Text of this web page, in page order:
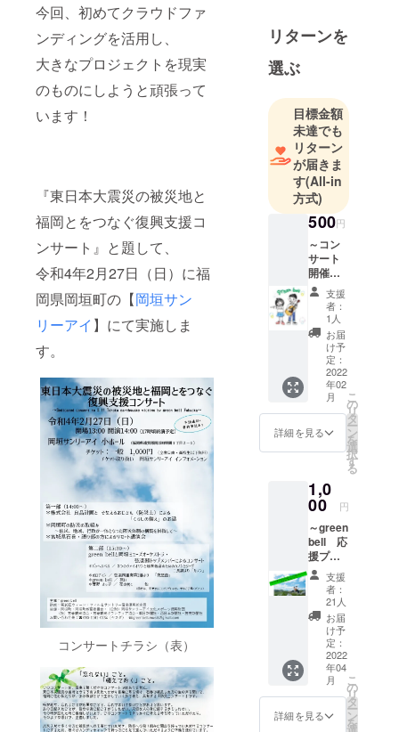
今回、初めてクラウドファ
ンディングを活用し、
大きなプロジェクトを現実
のものにしようと頑張って
います！
『東日本大震災の被災地と
福岡とをつなぐ復興支援コ
ンサート』と題して、
令和4年2月27日（日）に福
岡県岡垣町の【岡垣サン
リーアイ 】にて実施しま
す。
コンサートチラシ（表）
フルートを
石飛祥一
氏、脇坂み
オーストリ
ア・ウィー
ンにて、
カーリン・
レーダ氏、
レナーテ・
リノルト
ナー氏に師
「岡垣サン
リーアイ・
ウエーブア
リーナ開館
10周年記念
事業」をは
じめ、岡垣
サンリーア
イでの音楽
イベントに
また企画運
営にも携わ
平成26年に
は、岡垣町
初の市民
オーケスト
オーケスト
ラ』を設
立、代表を
リターンを
選ぶ
目標金額
未達でも
リターン
が届きま
す(All-in
方式)
500円
～コン
サート
開催応
援プラ
ン～ お
礼の
メール
（手書
きのお
手紙を
添付
ファイ
ルでお
送りし
ます）
支援
者：
1人
お届
け予
定：
2022
年02
月
詳細を見る
こ
の
リ
タ
ー
ン
を
選
択
す
る
1,0
00 円
～green
bell 応
援プラ
ン～
green
bell演奏
動画1曲
（お礼
の動画
付）
※令
和4年2
月27日
（日）
開催予
支援
者：
21人
お届
け予
定：
2022
年04
月
詳細を見る
こ
の
リ
タ
ー
ン
を